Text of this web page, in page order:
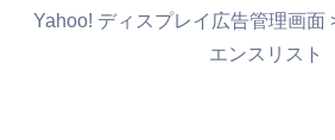
Yahoo! ディスプレイ広告管理画面
エンスリスト